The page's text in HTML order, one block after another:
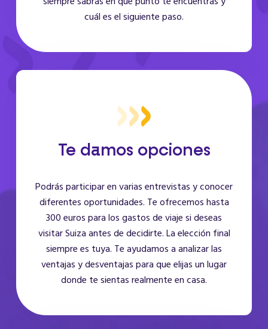
cuál es el siguiente paso.
Te damos opciones
Podrás participar en varias entrevistas y conocer
diferentes oportunidades. Te ofrecemos hasta
300 euros para los gastos de viaje si deseas
visitar Suiza antes de decidirte. La elección final
siempre es tuya. Te ayudamos a analizar las
ventajas y desventajas para que elijas un lugar
donde te sientas realmente en casa.